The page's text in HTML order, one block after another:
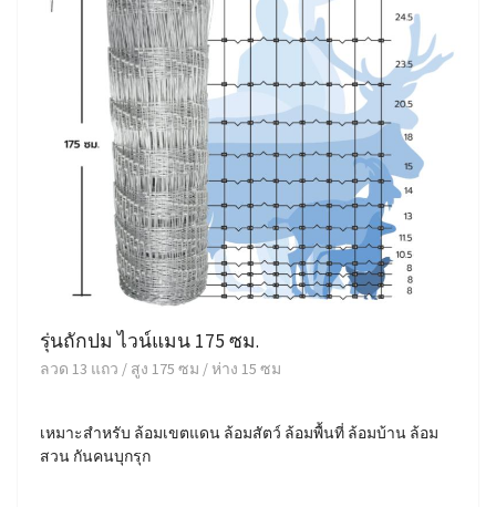
รุ่นถักปม ไวน์แมน 175 ซม.
ลวด 13 แถว / สูง 175 ซม / ห่าง 15 ซม
เหมาะสำหรับ ล้อมเขตแดน ล้อมสัตว์ ล้อมพื้นที่ ล้อมบ้าน ล้อม
สวน กันคนบุกรุก